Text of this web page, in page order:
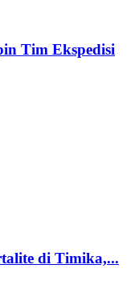
Tim Ekspedisi
di Timika,...